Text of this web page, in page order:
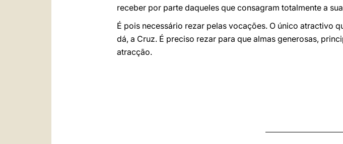
receber por parte daqueles que consagram totalmente a
É pois necessário rezar pelas vocações. O único atractivo
dá, a Cruz. É preciso rezar para que almas generosas,
atracção.